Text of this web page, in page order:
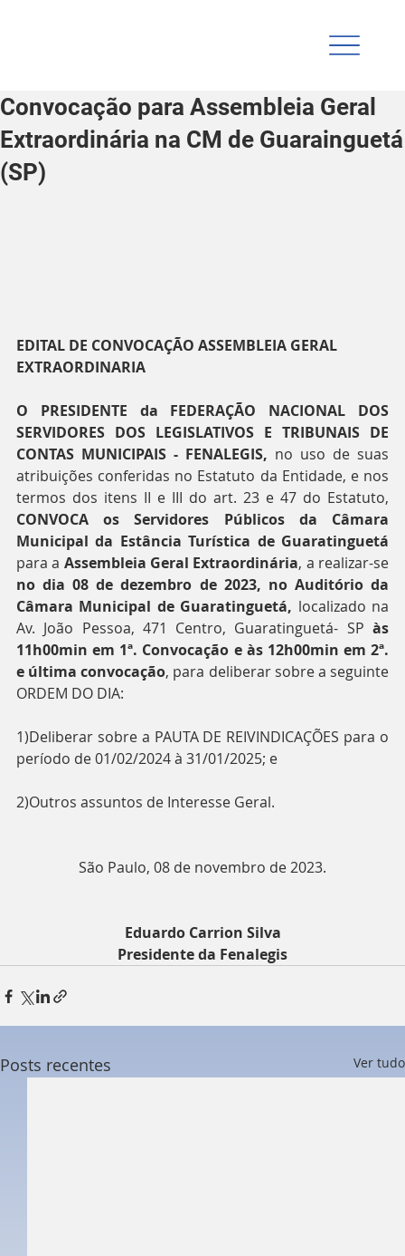
Convocação para Assembleia Geral
Extraordinária na CM de Guarainguetá
(SP)
EDITAL DE CONVOCAÇÃO ASSEMBLEIA GERAL
EXTRAORDINARIA
O PRESIDENTE da FEDERAÇÃO NACIONAL DOS
SERVIDORES DOS LEGISLATIVOS E TRIBUNAIS DE
CONTAS MUNICIPAIS - FENALEGIS, no uso de suas
atribuições conferidas no Estatuto da Entidade, e nos
CONVOCA os Servidores Públicos da Câmara
Municipal da Estância Turística de Guaratinguetá
para a Assembleia Geral Extraordinária
no dia 08 de dezembro de 2023, no Auditório da
Câmara Municipal de Guaratinguetá, localizado na
Av. João Pessoa, 471 Centro, Guaratinguetá- SP às
11h00min em 1ª. Convocação e às 12h00min em 2ª.
e última convocação, para deliberar sobre a seguinte
ORDEM DO DIA:
1)Deliberar sobre a PAUTA DE REIVINDICAÇÕES para o
período de 01/02/2024 à 31/01/2025; e
2)Outros assuntos de Interesse Geral.
São Paulo, 08 de novembro de 2023.
Eduardo Carrion Silva
Presidente da Fenalegis
Posts recentes Ver tudo